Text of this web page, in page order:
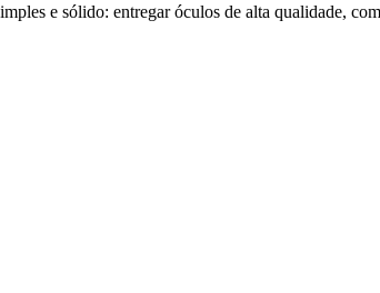
e sólido: entregar óculos de alta qualidade,